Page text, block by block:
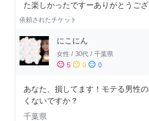
た楽しかったですーありがとうご
依頼されたチケット
にこにん
女性 / 30代 / 千葉県
sentiment_satisfied 5 sentiment_neutral 0 sentiment_dissatisfied 0
あなた、損してます！モテる男性
くないですか？
千葉県